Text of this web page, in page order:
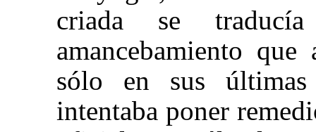
criada se
amancebamiento
sólo en sus
intentaba poner